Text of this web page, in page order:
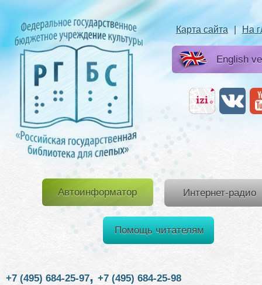
Карта сайта | На
English
Автоинформатор Интернет-радио
Помощь читателям
+7 (495) 684-25-97, +7 (495) 684-25-98